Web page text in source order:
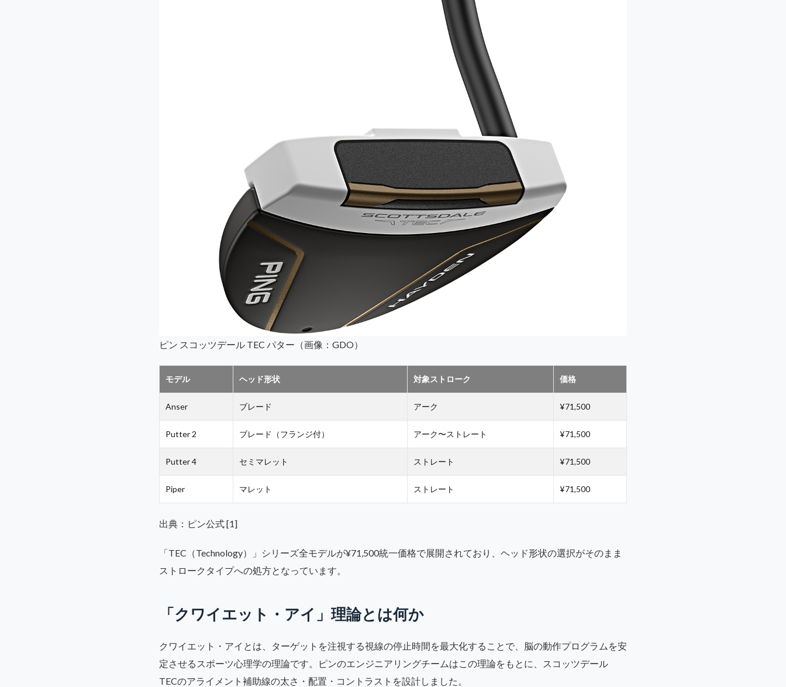
ピン スコッツデール TEC パター（画像：GDO）
モデル ヘッド形状 対象ストローク 価格
Anser ブレード アーク ¥71,500
Putter 2 ブレード（フランジ付） アーク〜ストレート ¥71,500
Putter 4 セミマレット ストレート ¥71,500
Piper マレット ストレート ¥71,500
出典：ピン公式 [1]
「TEC（Technology）」シリーズ全モデルが¥71,500統一価格で展開されており、ヘッド形状の選択がそのまま
ストロークタイプへの処方となっています。
「クワイエット・アイ」理論とは何か
クワイエット・アイとは、ターゲットを注視する視線の停止時間を最大化することで、脳の動作プログラムを安
定させるスポーツ心理学の理論です。ピンのエンジニアリングチームはこの理論をもとに、スコッツデール
TECのアライメント補助線の太さ・配置・コントラストを設計しました。